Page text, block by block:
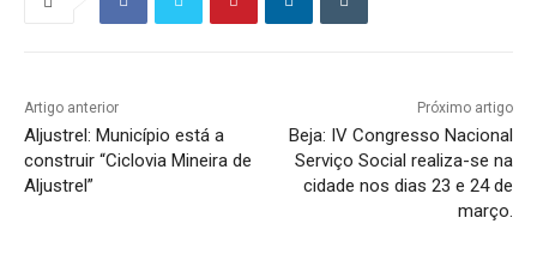
Artigo anterior
Aljustrel: Município está a
construir “Ciclovia Mineira de
Aljustrel”
Próximo artigo
Beja: IV Congresso Nacional
Serviço Social realiza-se na
cidade nos dias 23 e 24 de
março.